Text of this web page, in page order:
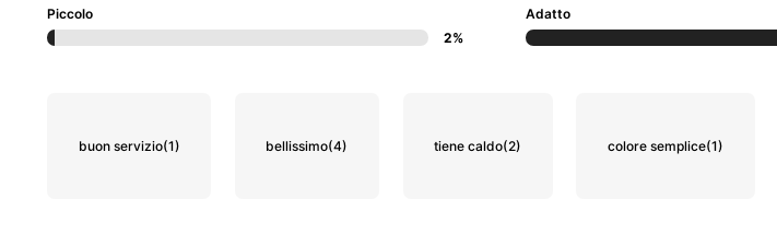
Piccolo
2%
Adatto
buon servizio(1) bellissimo(4) tiene caldo(2) colore semplice(1)